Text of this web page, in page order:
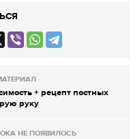
+ рецепт постных
руку
НЕ ПОЯВИЛОСЬ